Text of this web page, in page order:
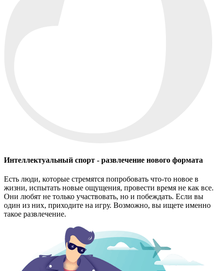
Интеллектуальный спорт - развлечение нового формата
Есть люди, которые стремятся попробовать что-то новое в
жизни, испытать новые ощущения, провести время не как все.
Они любят не только участвовать, но и побеждать. Если вы
один из них, приходите на игру. Возможно, вы ищете именно
такое развлечение.